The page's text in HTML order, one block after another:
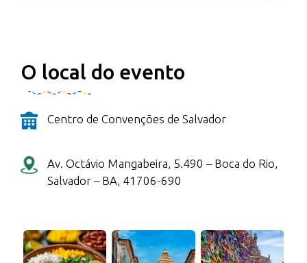
O local do evento
Centro de Convenções de Salvador
Av. Octávio Mangabeira, 5.490 – Boca do Rio,
Salvador – BA, 41706-690